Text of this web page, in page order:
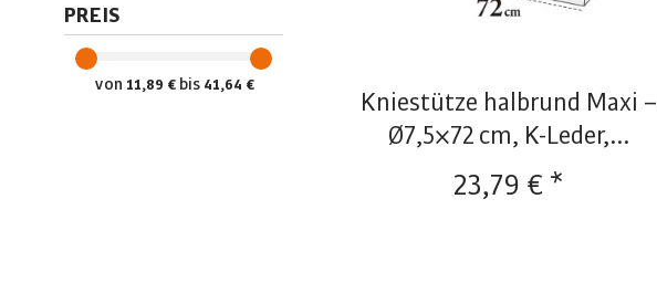
PREIS
von 11,89 € bis 41,64 €
Kniestütze halbrund Maxi –
Ø7,5×72 cm, K-Leder,...
23,79 € *